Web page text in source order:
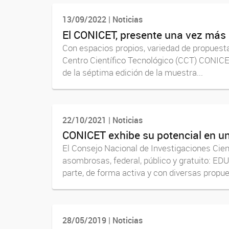
13/09/2022 | Noticias
El CONICET, presente una vez
Con espacios propios, variedad de
Centro Científico Tecnológico (CCT)
de la séptima edición de la muestra...
22/10/2021 | Noticias
CONICET exhibe su potencial en
El Consejo Nacional de Investigaciones
asombrosas, federal, público y gratuito:
parte, de forma activa y con diversas
28/05/2019 | Noticias